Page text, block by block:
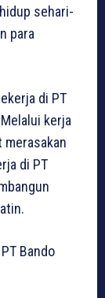
sehari-
para
di PT
kerja
merasakan
di PT
Bando